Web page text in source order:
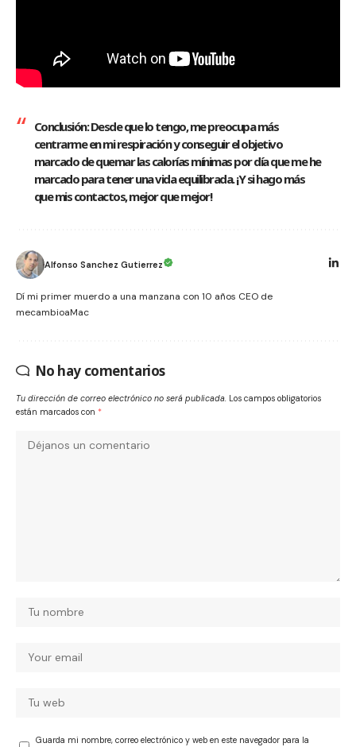
Conclusión: Desde que lo tengo, me preocupa más
centrarme en mi respiración y conseguir el objetivo
marcado de quemar las calorías mínimas por día que me he
marcado para tener una vida equilibrada. ¡Y si hago más
que mis contactos, mejor que mejor!
Alfonso Sanchez Gutierrez
Dí mi primer muerdo a una manzana con 10 años CEO de
mecambioaMac
No hay comentarios
Tu dirección de correo electrónico no será publicada. Los campos obligatorios
están marcados con *
Guarda mi nombre, correo electrónico y web en este navegador para la